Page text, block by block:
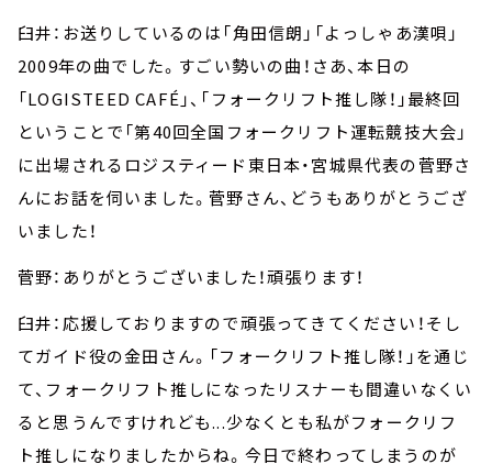
臼井：お送りしているのは「角田信朗」「よっしゃあ漢唄」
2009年の曲でした。すごい勢いの曲！さあ、本日の
「LOGISTEED CAFÉ」、「フォークリフト推し隊！」最終回
ということで「第40回全国フォークリフト運転競技大会」
に出場されるロジスティード東日本・宮城県代表の菅野さ
んにお話を伺いました。菅野さん、どうもありがとうござ
いました！
菅野：ありがとうございました！頑張ります！
臼井：応援しておりますので頑張ってきてください！そし
てガイド役の金田さん。「フォークリフト推し隊！」を通じ
て、フォークリフト推しになったリスナーも間違いなくい
ると思うんですけれども...少なくとも私がフォークリフ
ト推しになりましたからね。今日で終わってしまうのが